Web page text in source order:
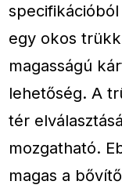
egy okos
magasságú
lehetőség. A
tér
mozgatható.
magas a